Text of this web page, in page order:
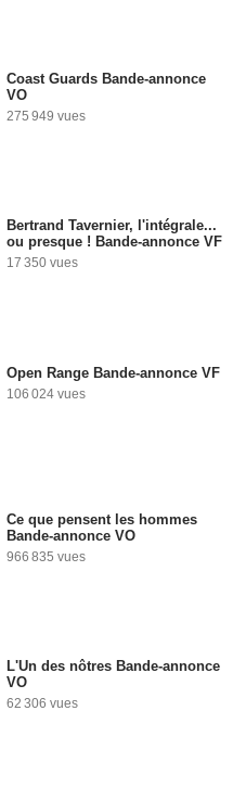
Coast Guards Bande-annonce
VO
275 949 vues
Bertrand Tavernier, l'intégrale...
ou presque ! Bande-annonce VF
17 350 vues
Open Range Bande-annonce VF
106 024 vues
Ce que pensent les hommes
Bande-annonce VO
966 835 vues
L'Un des nôtres Bande-annonce
VO
62 306 vues